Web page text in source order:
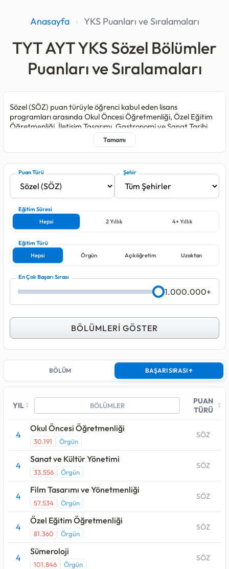
Anasayfa › YKS Puanları ve Sıralamaları
TYT AYT YKS Sözel Bölümler
Puanları ve Sıralamaları
Sözel (SÖZ) puan türüyle öğrenci kabul eden lisans
programları arasında Okul Öncesi Öğretmenliği, Özel Eğitim
Öğretmenliği, İletişim Tasarımı, Gastronomi ve Sanat Tarihi
gibi popüler bölümler bulunmaktadır.
Bilimler-2 testleri en yüksek katsayılı ağırlığa sahiptir.
Öğretmenlik programlarını tercih etmek isteyen adayların
sözel puan türünde ilk 300 bin başarı sırası barajının içinde yer
alması gerekmektedir.
Bu kategoride en başarılı (en düşük sıralamaya sahip) ilk 5
Kültür Yönetimi, Film Tasarımı ve Yönetmenliği, Özel Eğitim
Öğretmenliği, Sümeroloji
Yukarıdaki tablodan ilgili bölümlerin son 4 yıllık taban puan ve
sıralama değişimlerini görebilir, filtreleri kullanarak aramanızı
daraltabilirsiniz.
Puan Türü Şehir
Eğitim Süresi
Hepsi
2 Yıllık 4+ Yıllık
Eğitim Türü
Hepsi
Örgün Açıköğretim Uzaktan
En Çok Başarı Sırası
1.000.000+
BÖLÜMLERİ GÖSTER
BÖLÜM BAŞARI SIRASI ↑
YIL ↕
PUAN
TÜRÜ
↕
4
Okul Öncesi Öğretmenliği
30.191 Örgün
SÖZ
4
Sanat ve Kültür Yönetimi
33.556 Örgün
SÖZ
4
Film Tasarımı ve Yönetmenliği
57.534 Örgün
SÖZ
4
Özel Eğitim Öğretmenliği
81.360 Örgün
SÖZ
4
Sümeroloji
101.846 Örgün
SÖZ